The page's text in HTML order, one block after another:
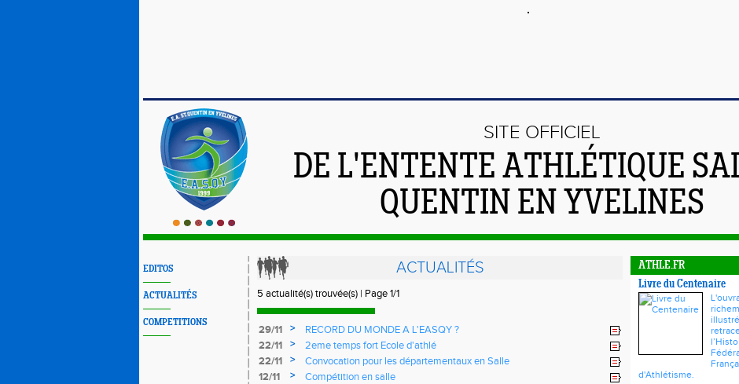
SITE OFFICIEL
DE L'ENTENTE ATHLÉTIQUE
QUENTIN EN YVELINES
EDITOS
ACTUALITÉS
COMPETITIONS
ACTUALITÉS
5 actualité(s) trouvée(s) | Page 1/1
29/11 >
RECORD DU MONDE A L'EASQY ?
22/11
>
2eme temps fort Ecole d'athlé
22/11
>
Convocation pour les départementaux en Salle
12/11
>
Compétition en salle
ATHLE.FR
Livre du Centenaire
d'Athlétisme.